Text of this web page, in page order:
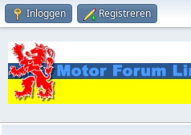
Inloggen Registreren